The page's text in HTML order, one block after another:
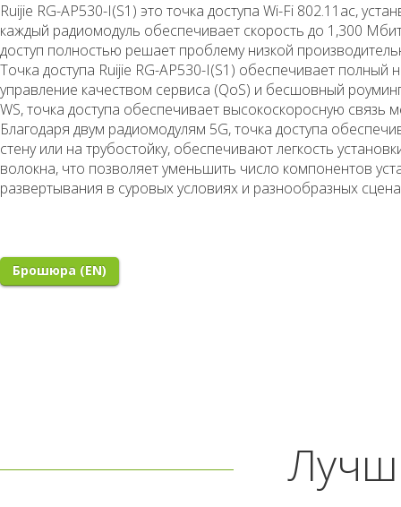
Ruijie RG-AP530-I(S1) это точка доступа Wi-Fi 802.11ac,
каждый радиомодуль обеспечивает скорость до 1,300
доступ полностью решает проблему низкой
Точка доступа Ruijie RG-AP530-I(S1) обеспечивает
управление качеством сервиса (QoS) и бесшовный
WS, точка доступа обеспечивает высокоскоросную
Благодаря двум радиомодулям 5G, точка доступа
стену или на трубостойку, обеспечивают легкость
волокна, что позволяет уменьшить число компонентов
развертывания в суровых условиях и разнообразных
Брошюра (EN)